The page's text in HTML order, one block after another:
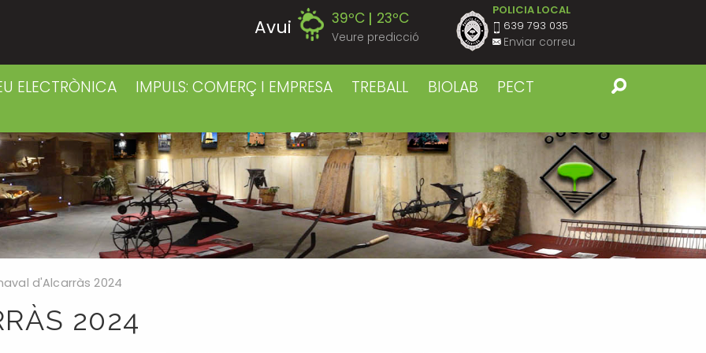
Avui 39ºC 23ºC
Veure predicció
Diumenge 39ºC 22ºC
Dimarts 39ºC 22ºC
Dimecres 41ºC 23ºC
Dijous 42ºC 22ºC
POLICIA LOCAL
639 793 035
Enviar correu
ELECTRÒNICA IMPULS: COMERÇ I EMPRESA TREBALL BIOLAB
PECT
d'Alcarràs 2024
2024